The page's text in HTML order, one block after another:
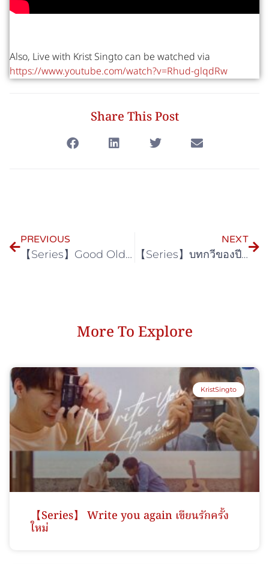
Also, Live with Krist Singto can be watched via
https://www.youtube.com/watch?v=Rhud-glqdRw
Share This Post
PREVIOUS
【Series】Good Old Days ร้านซื้อขายความทรงจำ
NEXT
【Series】บทกวีของปีแสง Be My Favorite
More To Explore
KristSingto
【Series】 Write you again เขียนรักครั้ง
ใหม่